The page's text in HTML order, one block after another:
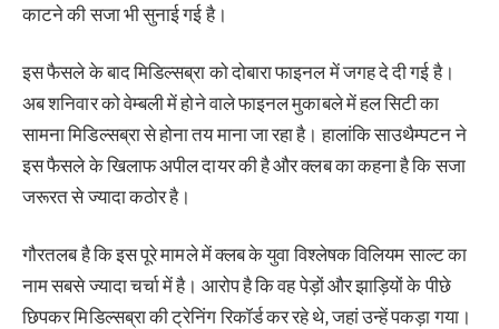
काटने की सजा भी सुनाई गई है।
इस फैसले के बाद मिडिल्सब्रा को दोबारा फाइनल में जगह दे दी गई है।
अब शनिवार को वेम्बली में होने वाले फाइनल मुकाबले में हल सिटी का
सामना मिडिल्सब्रा से होना तय माना जा रहा है। हालांकि साउथैम्पटन ने
इस फैसले के खिलाफ अपील दायर की है और क्लब का कहना है कि सजा
जरूरत से ज्यादा कठोर है।
गौरतलब है कि इस पूरे मामले में क्लब के युवा विश्लेषक विलियम साल्ट का
नाम सबसे ज्यादा चर्चा में है। आरोप है कि वह पेड़ों और झाड़ियों के पीछे
छिपकर मिडिल्सब्रा की ट्रेनिंग रिकॉर्ड कर रहे थे, जहां उन्हें पकड़ा गया।